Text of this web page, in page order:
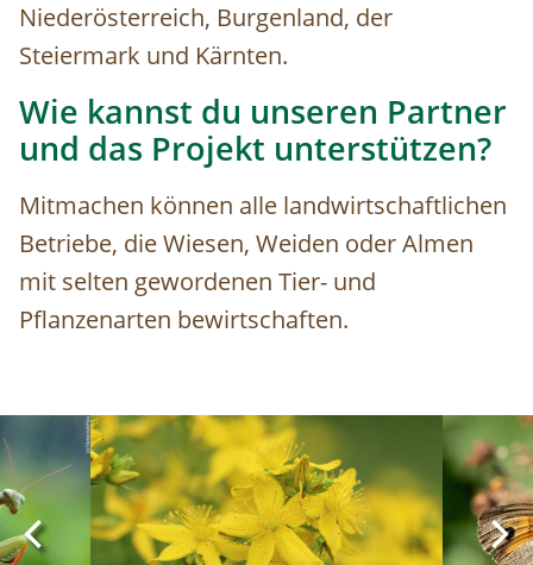
Niederösterreich, Burgenland, der
Steiermark und Kärnten.
Wie kannst du unseren Partner
und das Projekt unterstützen?
Mitmachen können alle landwirtschaftlichen
Betriebe, die Wiesen, Weiden oder Almen
mit selten gewordenen Tier- und
Pflanzenarten bewirtschaften.
Image Image